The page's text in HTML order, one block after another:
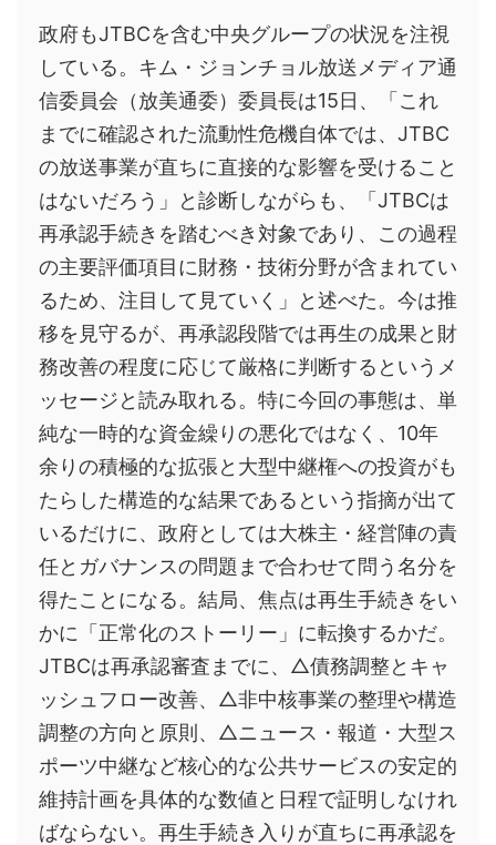
政府もJTBCを含む中央グループの状況を注視
している。キム・ジョンチョル放送メディア通
信委員会（放美通委）委員長は15日、「これ
までに確認された流動性危機自体では、JTBC
の放送事業が直ちに直接的な影響を受けること
はないだろう」と診断しながらも、「JTBCは
再承認手続きを踏むべき対象であり、この過程
の主要評価項目に財務・技術分野が含まれてい
るため、注目して見ていく」と述べた。今は推
移を見守るが、再承認段階では再生の成果と財
務改善の程度に応じて厳格に判断するというメ
ッセージと読み取れる。特に今回の事態は、単
純な一時的な資金繰りの悪化ではなく、10年
余りの積極的な拡張と大型中継権への投資がも
たらした構造的な結果であるという指摘が出て
いるだけに、政府としては大株主・経営陣の責
任とガバナンスの問題まで合わせて問う名分を
得たことになる。結局、焦点は再生手続きをい
かに「正常化のストーリー」に転換するかだ。
JTBCは再承認審査までに、△債務調整とキャ
ッシュフロー改善、△非中核事業の整理や構造
調整の方向と原則、△ニュース・報道・大型ス
ポーツ中継など核心的な公共サービスの安定的
維持計画を具体的な数値と日程で証明しなけれ
ばならない。再生手続き入りが直ちに再承認を